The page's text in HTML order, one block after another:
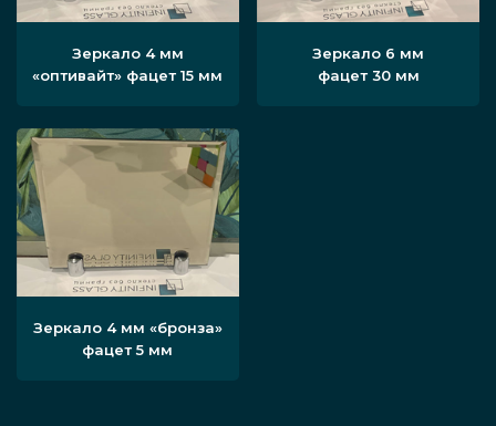
Зеркало 4 мм
«оптивайт» фацет 15 мм
Зеркало 6 мм
фацет 30 мм
Зеркало 4 мм «бронза»
фацет 5 мм